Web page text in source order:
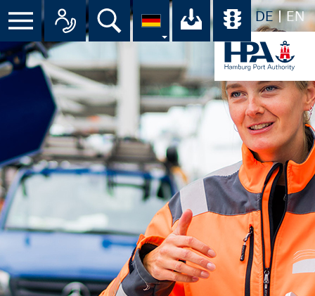
DE EN
Menü Alle Ansprechpartner im
Suche Ihr Download-